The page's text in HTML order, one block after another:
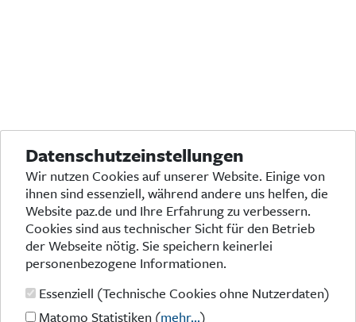
Datenschutzeinstellungen
Wir nutzen Cookies auf unserer Website. Einige von
ihnen sind essenziell, während andere uns helfen, die
Website paz.de und Ihre Erfahrung zu verbessern.
Cookies sind aus technischer Sicht für den Betrieb
der Webseite nötig. Sie speichern keinerlei
personenbezogene Informationen.
Essenziell (Technische Cookies ohne Nutzerdaten)
Matomo Statistiken (mehr...)